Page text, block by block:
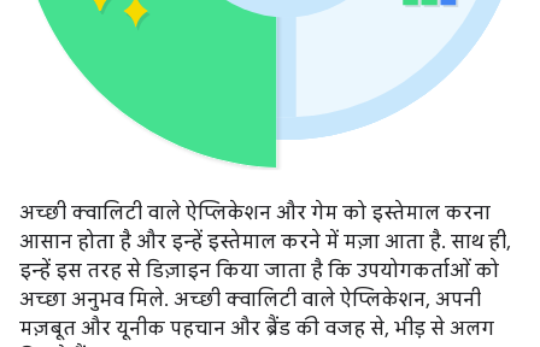
अच्छी क्वालिटी वाले ऐप्लिकेशन और गेम को इस्तेमाल करना
आसान होता है और इन्हें इस्तेमाल करने में मज़ा आता है. साथ ही,
इन्हें इस तरह से डिज़ाइन किया जाता है कि उपयोगकर्ताओं को
अच्छा अनुभव मिले. अच्छी क्वालिटी वाले ऐप्लिकेशन, अपनी
मज़बूत और यूनीक पहचान और ब्रैंड की वजह से, भीड़ से अलग